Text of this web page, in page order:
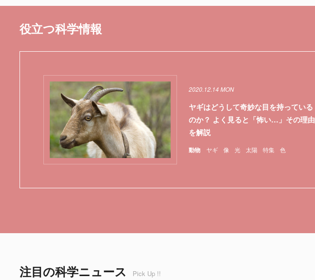
役立つ科学情報
動物 ヤギ 像 光 太陽 特集 色
2020.12.14 MON
ヤギはどうして奇妙な目を持っている
のか？ よく見ると「怖い…」その理由
を解説
注目の科学ニュース Pick Up !!